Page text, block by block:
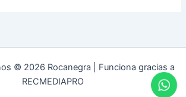
© 2026 Rocanegra | Funciona gracias a
RECMEDIAPRO